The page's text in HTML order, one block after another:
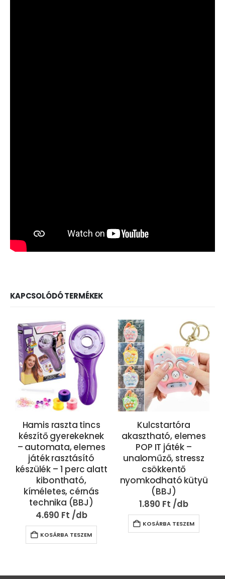
KAPCSOLÓDÓ TERMÉKEK
Hamis raszta tincs
készítő gyerekeknek
– automata, elemes
játék rasztásító
készülék – 1 perc alatt
kibontható,
kíméletes, cérnás
technika (BBJ)
4.690 Ft
KOSÁRBA TESZEM
Kulcstartóra
akasztható, elemes
POP IT játék –
unaloműző, stressz
csökkentő
nyomkodható kütyü
(BBJ)
1.890 Ft
KOSÁRBA TESZEM